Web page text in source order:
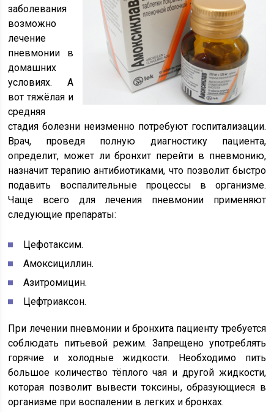
заболевания
возможно
лечение
пневмонии в
домашних
условиях. А
вот тяжёлая и
средняя
стадия болезни неизменно потребуют госпитализации.
Врач, проведя полную диагностику пациента,
определит, может ли бронхит перейти в пневмонию,
назначит терапию антибиотиками, что позволит быстро
подавить воспалительные процессы в организме.
Чаще всего для лечения пневмонии применяют
следующие препараты:
Цефотаксим.
Амоксициллин.
Азитромицин.
Цефтриаксон.
При лечении пневмонии и бронхита пациенту требуется
соблюдать питьевой режим. Запрещено употреблять
горячие и холодные жидкости. Необходимо пить
большое количество тёплого чая и другой жидкости,
которая позволит вывести токсины, образующиеся в
организме при воспалении в легких и бронхах.